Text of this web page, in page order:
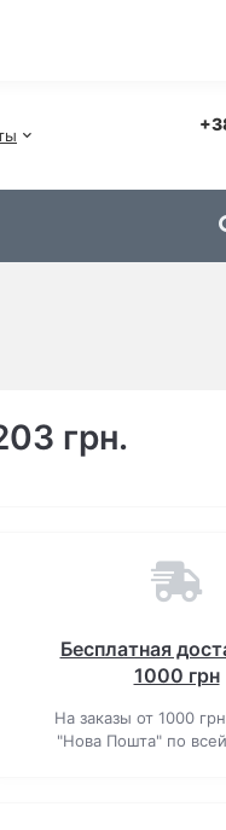
грн.
Бесплатная
1000 грн
На заказы от 1000
"Нова Пошта" по